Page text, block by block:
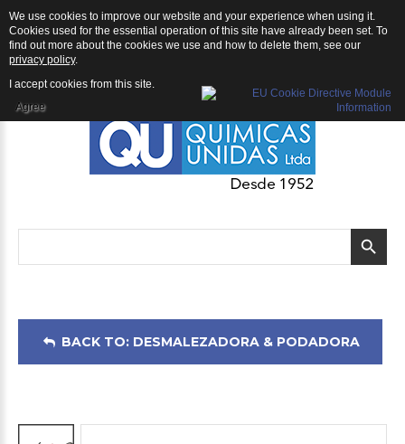
BACK TO: DESMALEZADORA & PODADORA
We use cookies to improve our website and your experience when using it.
Cookies used for the essential operation of this site have already been set. To
find out more about the cookies we use and how to delete them, see our
privacy policy.
I accept cookies from this site.
Agree
Desmalezadora & Podadora: Desmalezadora Shindaiwa B530